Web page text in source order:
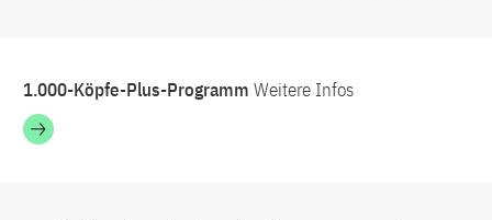
1.000-Köpfe-Plus-Programm Weitere Infos